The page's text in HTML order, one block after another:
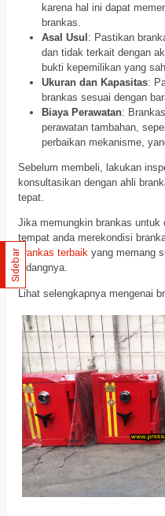
karena hal ini dapat
brankas.
Asal Usul : Pastikan
dan tidak terkait dengan
bukti kepemilikan yang sah.
Ukuran dan Kapasitas:
brankas sesuai dengan
Biaya Perawatan:
perawatan tambahan,
perbaikan mekanisme,
Sebelum membeli, lakukan
konsultasikan dengan ahli
tepat.
Jika memungkin brankas
tempat anda merekondisi
brankas terbaik yang memang
bidangnya.
Lihat selengkapnya mengenai
Sidebar